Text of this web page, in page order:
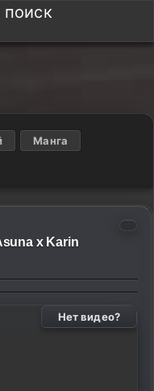
поиск
Манга
x Karin
Нет видео?